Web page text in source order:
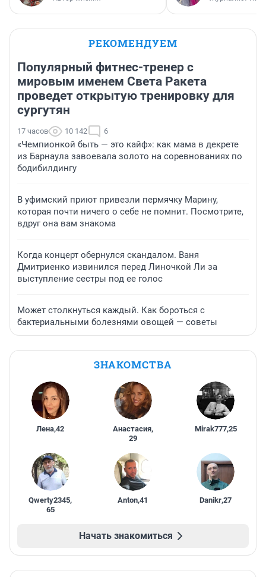
РЕКОМЕНДУЕМ
Популярный фитнес-тренер с
мировым именем Света Ракета
проведет открытую тренировку для
сургутян
17 часов 10 142 6
«Чемпионкой быть — это кайф»: как мама в декрете
из Барнаула завоевала золото на соревнованиях по
бодибилдингу
В уфимский приют привезли пермячку Марину,
которая почти ничего о себе не помнит. Посмотрите,
вдруг она вам знакома
Когда концерт обернулся скандалом. Ваня
Дмитриенко извинился перед Линочкой Ли за
выступление сестры под ее голос
Может столкнуться каждый. Как бороться с
бактериальными болезнями овощей — советы
ЗНАКОМСТВА
Лена,42 Анастасия,
29
Mirak777,25
Qwerty2345,
65
Anton,41 Danikr,27
Начать знакомиться